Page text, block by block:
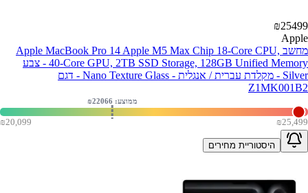
₪25499
Apple
מחשב Apple MacBook Pro 14 Apple M5 Max Chip 18-Core CPU,
40-Core GPU, 2TB SSD Storage, 128GB Unified Memory - צבע
Silver - מקלדת עברית / אנגלית - Nano Texture Glass - דגם
Z1MK001B2
₪20,099 ₪25,499
ממוצע: ₪ 22066
היסטוריית מחירים